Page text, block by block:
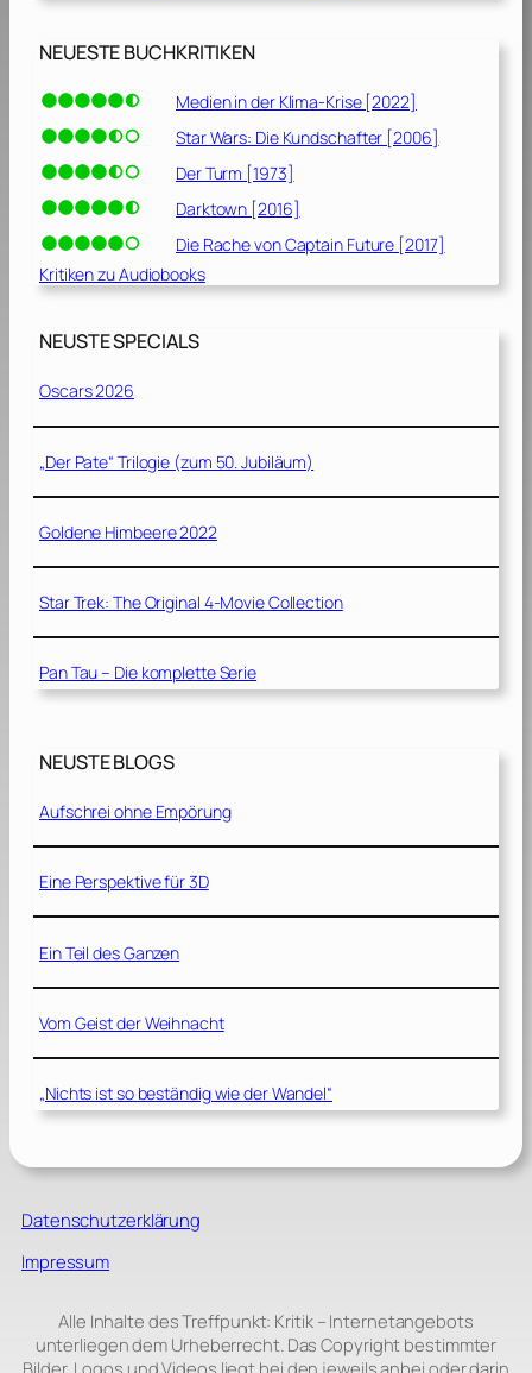
NEUESTE BUCHKRITIKEN
Medien in der Klima-Krise [2022]
Star Wars: Die Kundschafter [2006]
Der Turm [1973]
Darktown [2016]
Die Rache von Captain Future [2017]
Kritiken zu Audiobooks
NEUSTE SPECIALS
Oscars 2026
„Der Pate“ Trilogie (zum 50. Jubiläum)
Goldene Himbeere 2022
Star Trek: The Original 4-Movie Collection
Pan Tau – Die komplette Serie
NEUSTE BLOGS
Aufschrei ohne Empörung
Eine Perspektive für 3D
Ein Teil des Ganzen
Vom Geist der Weihnacht
„Nichts ist so beständig wie der Wandel“
Datenschutzerklärung
Impressum
Alle Inhalte des Treffpunkt: Kritik – Internetangebots
unterliegen dem Urheberrecht. Das Copyright bestimmter
Bilder, Logos und Videos liegt bei den jeweils anbei oder darin